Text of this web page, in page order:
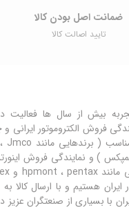
ضمانت اصل ‌بودن کالا
تایید اصالت کالا
بیش از سال ها فعالیت
فروش الکتروموتور ایرانی و
) و نمایندگی فروش
ایران هستیم و با ارسال کالا
با بسیاری از صنعتگران عزیز